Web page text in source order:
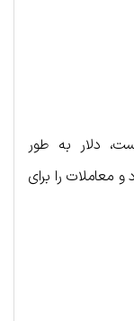
دلار به طور
معاملات را برای